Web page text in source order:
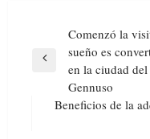
Navegación
entradas
Previous
Comenzó la
sueño es
en la ciudad
Gennuso
Beneficios de la